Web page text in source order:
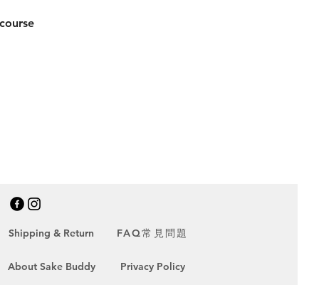
Shipping & Return FAQ常見問題
About Sake Buddy Privacy Policy